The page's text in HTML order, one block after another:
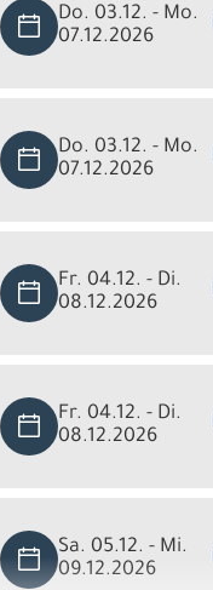
Do. 03.12. - Mo.
07.12.2026
Do. 03.12. - Mo.
07.12.2026
Fr. 04.12. - Di.
08.12.2026
Fr. 04.12. - Di.
08.12.2026
Sa. 05.12. - Mi.
09.12.2026